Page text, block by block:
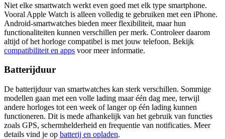
Niet elke smartwatch werkt even goed met elk type smartphone.
Vooral Apple Watch is alleen volledig te gebruiken met een iPhone.
Android-smartwatches bieden meer flexibiliteit, maar hun
functionaliteiten kunnen verschillen per merk. Controleer daarom
altijd of het horloge compatibel is met jouw telefoon. Bekijk
compatibiliteit en apps voor meer informatie.
Batterijduur
De batterijduur van smartwatches kan sterk verschillen. Sommige
modellen gaan met een volle lading maar één dag mee, terwijl
andere horloges tot een week of langer op één lading kunnen
functioneren. Dit is mede afhankelijk van het gebruik van functies
zoals GPS, schermhelderheid en frequentie van notificaties. Meer
details vind je op batterij en opladen.